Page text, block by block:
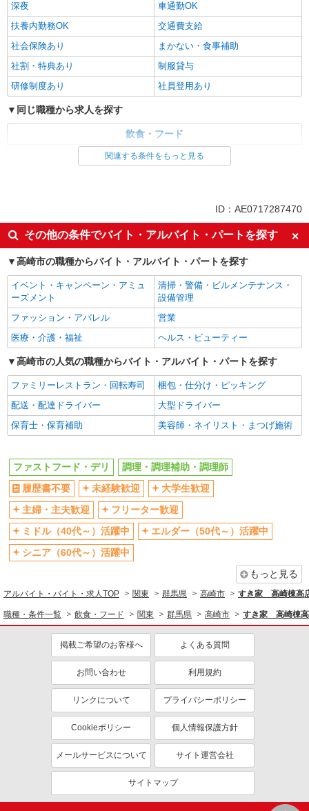
深夜
車通勤OK
扶養内勤務OK
交通費支給
社会保険あり
まかない・食事補助
社割・特典あり
制服貸与
研修制度あり
社員登用あり
同じ職種から求人を探す
飲食・フード
ファストフード・デリ
調理・調理補助・調理師
ミドル（40代～）活躍中
週2～3日勤務OK
短時間勤務（1日4h以内）OK
深夜
車通勤OK
扶養内勤務OK
交通費支給
社会保険あり
まかない・食事補助
社員登用あり
関連する条件をもっと見る
ID：AE0717287470
その他の条件でバイト・アルバイト・パートを探す
高崎市の職種からバイト・アルバイト・パートを探す
イベント・キャンペーン・アミュ
ーズメント
清掃・警備・ビルメンテナンス・
設備管理
ファッション・アパレル
営業
医療・介護・福祉
ヘルス・ビューティー
高崎市の人気の職種からバイト・アルバイト・パートを探す
ファミリーレストラン・回転寿司
梱包・仕分け・ピッキング
配送・配達ドライバー
大型ドライバー
保育士・保育補助
美容師・ネイリスト・まつげ施術
ファストフード・デリ
調理・調理補助・調理師
履歴書不要
未経験歓迎
大学生歓迎
主婦・主夫歓迎
フリーター歓迎
ミドル（40代～）活躍中
エルダー（50代～）活躍中
シニア（60代～）活躍中
もっと見る
アルバイト・バイト・求人TOP 関東 群馬県 高崎市 すき家 高崎棟高
職種・条件一覧 飲食・フード 関東 群馬県 高崎市 すき家 高崎棟高
掲載ご希望のお客様へ よくある質問
お問い合わせ 利用規約
リンクについて プライバシーポリシー
Cookieポリシー 個人情報保護方針
メールサービスについて サイト運営会社
サイトマップ